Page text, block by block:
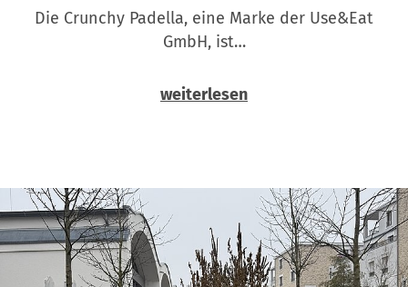
Die Crunchy Padella, eine Marke der Use&Eat
GmbH, ist…
weiterlesen